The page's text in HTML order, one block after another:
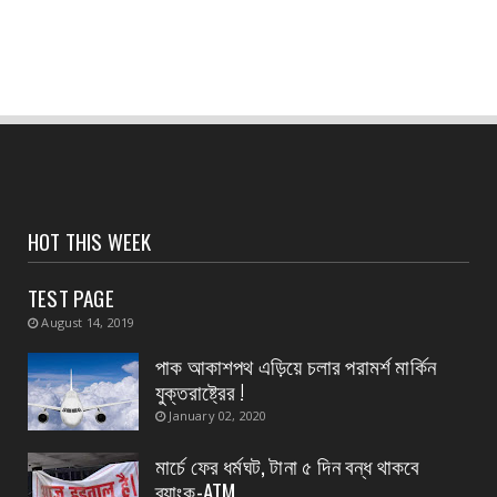
হলদিয়া পুরসভার ওয়ার্ড পুনর্বিন্যাসের পরামর্শ মুখ্যমন্ত্রীর,
সংবাদপত্রের ধার্যকৃত সোনা ও রূপার গহনা দর:
August 07, 2026
August 07, 2026
CONTACT
নৈপুর গ্রাম পঞ্চায়েতে বিজেপির নতুন বোর্ড গঠন, প্রধান
পদে মদ...
August 07, 2026
HOT THIS WEEK
TEST PAGE
August 14, 2019
পাক আকাশপথ এড়িয়ে চলার পরামর্শ মার্কিন
যুক্তরাষ্ট্রের !
January 02, 2020
মার্চে ফের ধর্মঘট, টানা ৫ দিন বন্ধ থাকবে
ব্যাংক-ATM